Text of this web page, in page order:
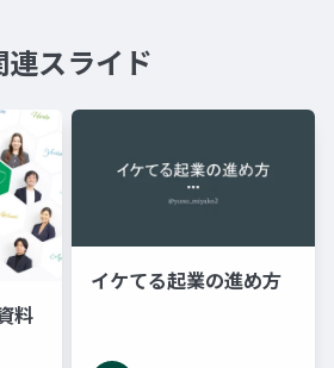
連スライド
料
イケてる起業の進め方